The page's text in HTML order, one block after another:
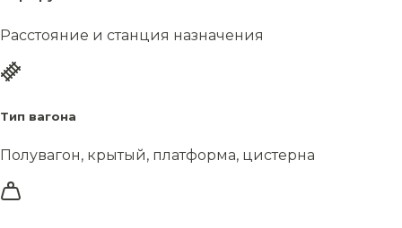
Расстояние и станция назначения
Тип вагона
Полувагон, крытый, платформа, цистерна